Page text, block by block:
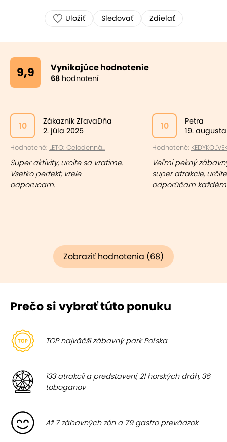
Uložiť Sledovať Zdielať
9,9 Vynikajúce hodnotenie
68 hodnotení
10
Zákazník ZľavaDňa
2. júla 2025
Hodnotené: LETO: Celodenná...
Super aktivity, urcite sa vratime.
Vsetko perfekt, vrele
odporucam.
10
Petra
19.
Hodnotené:
Veľmi pekný
super atrakcie, určite
odporúčam
Zobraziť hodnotenia (68)
Prečo si vybrať túto ponuku
TOP najväčší zábavný park Poľska
133 atrakcii a predstavení, 21 horských dráh, 36
toboganov
Až 7 zábavných zón a 79 gastro prevádzok